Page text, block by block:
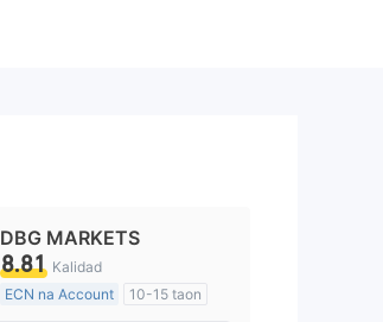
DBG MARKETS
8.81 Kalidad
ECN na Account
10-15 taon